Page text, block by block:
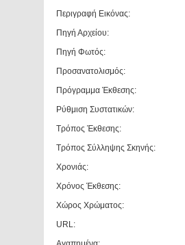
Περιγραφή Εικόνας:
Πηγή Αρχείου:
Πηγή Φωτός:
Προσανατολισμός:
Πρόγραμμα Έκθεσης:
Ρύθμιση Συστατικών:
Τρόπος Έκθεσης:
Τρόπος Σύλληψης Σκηνής:
Χρονιάς:
Χρόνος Έκθεσης:
Χώρος Χρώματος:
URL: